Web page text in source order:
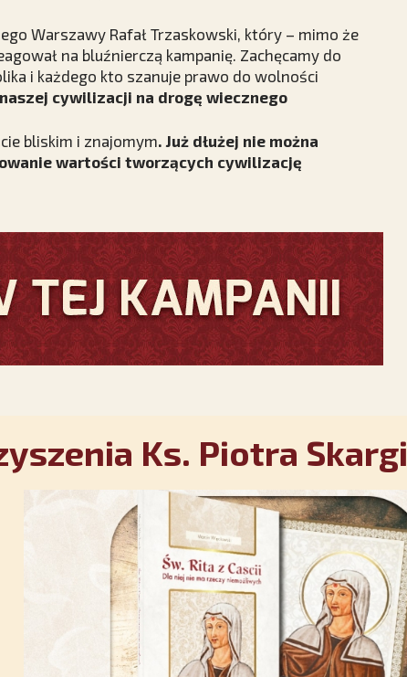
Warszawy Rafał Trzaskowski, który – mimo że
na bluźnierczą kampanię. Zachęcamy do
i każdego kto szanuje prawo do wolności
cywilizacji na drogę wiecznego
bliskim i znajomym. Już dłużej nie można
wartości tworzących cywilizację
Ks. Piotra Skargi